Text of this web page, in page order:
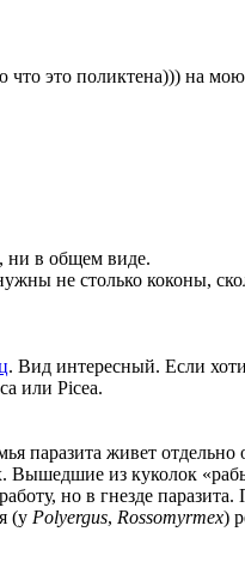
это поликтена))) на
ни в общем виде.
не столько коконы,
. Вид интересный. Если
или Picea.
паразита живет отдельно
Вышедшие из куколок
но в гнезде паразита.
(у Polyergus, Rossomyrmex)